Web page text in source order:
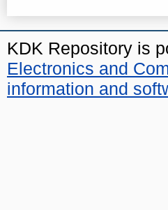
KDK Repository is
Electronics and
information and